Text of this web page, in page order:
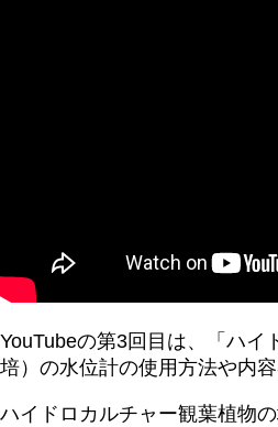
YouTubeの第3回目は、「ハイ
培）の水位計の使用方法や内容
ハイドロカルチャー観葉植物